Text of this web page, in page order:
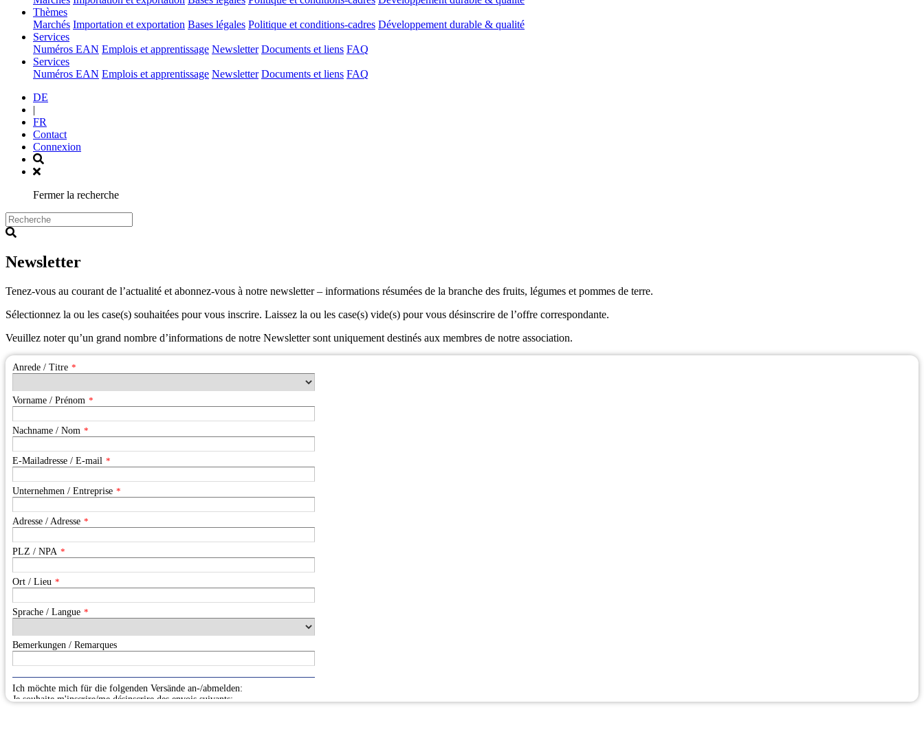
Thèmes(current)
Marchés Importation et exportation Bases légales Politique et conditions-cadres Développement durable & qualité
Services(current)
Numéros EAN Emplois et apprentissage Newsletter Documents et liens FAQ
Services(current)
Numéros EAN Emplois et apprentissage Newsletter Documents et liens FAQ
DE
|
FR
Contact
Connexion
Fermer la recherche
Newsletter
Tenez-vous au courant de l’actualité et abonnez-vous à notre newsletter – informations résumées de la branche des fruits, légumes et pommes de terre.
Sélectionnez la ou les case(s) souhaitées pour vous inscrire. Laissez la ou les case(s) vide(s) pour vous désinscrire de l’offre correspondante.
Veuillez noter qu’un grand nombre d’informations de notre Newsletter sont uniquement destinés aux membres de notre association.